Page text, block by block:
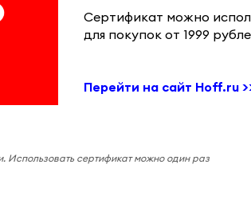
Сертификат можно
для покупок от 1999
Перейти на сайт Hoff.ru
Использовать сертификат можно один раз